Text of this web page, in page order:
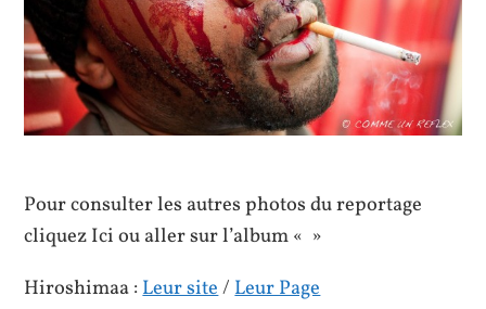
Pour consulter les autres photos du reportage
cliquez Ici ou aller sur l’album « »
Hiroshimaa :Leur site/Leur Page